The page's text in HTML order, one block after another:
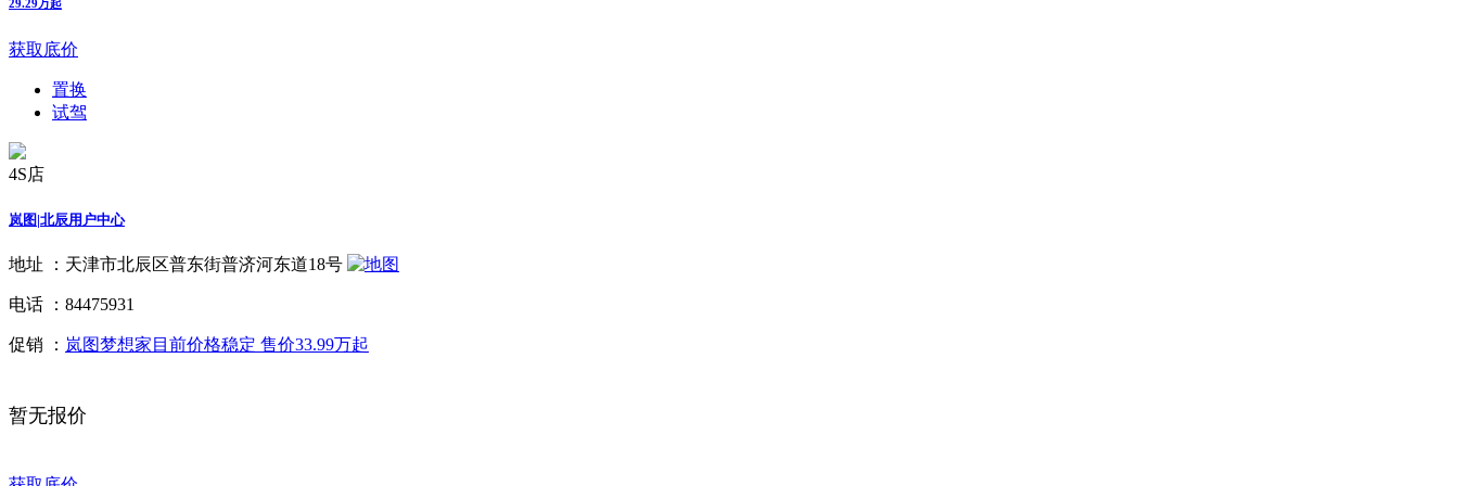
29.29万起
获取底价
置换
试驾
4S店
岚图|北辰用户中心
地址 ： 天津市北辰区普东街普济河东道18号
电话 ： 84475931
促销 ： 岚图梦想家目前价格稳定 售价33.99万起
暂无报价